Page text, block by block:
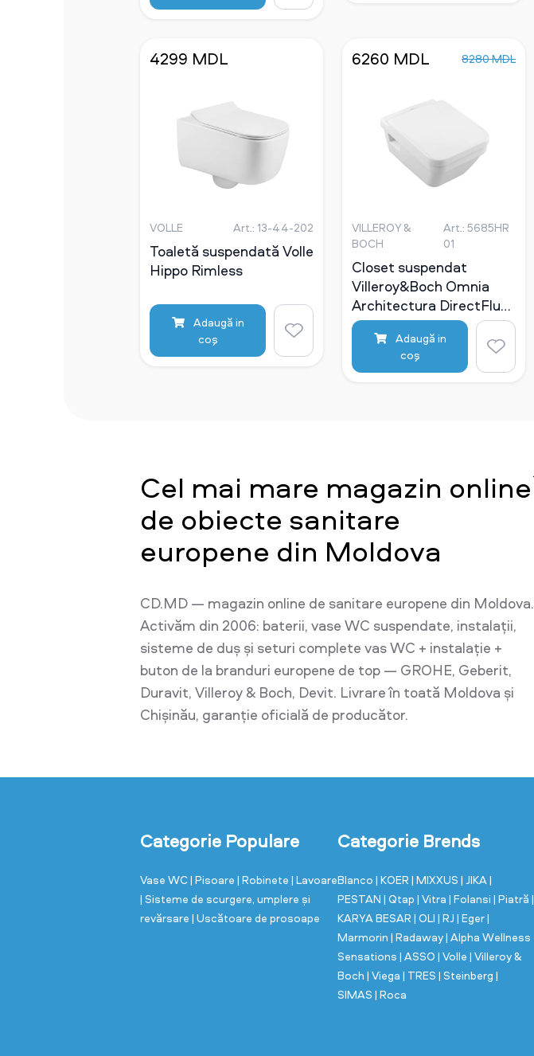
4299 MDL
VOLLE Art.: 13-44-202
Toaletă suspendată Volle
Hippo Rimless
Adaugă in
coş
6260 MDL 8280 MDL
VILLEROY &
BOCH
Art.: 5685HR
01
Closet suspendat
Villeroy&Boch Omnia
Architectura DirectFlush
cu capac Soft Close
Adaugă in
coş
Cel mai mare magazin online
de obiecte sanitare
europene din Moldova
CD.MD — magazin online de sanitare europene din Moldova.
Activăm din 2006: baterii, vase WC suspendate, instalații,
sisteme de duș și seturi complete vas WC + instalație +
buton de la branduri europene de top — GROHE, Geberit,
Duravit, Villeroy & Boch, Devit. Livrare în toată Moldova și
Chișinău, garanție oficială de producător.
Categorie Populare
Vase WC| Pisoare | Robinete | Lavoare
| Sisteme de scurgere, umplere și
revărsare | Uscătoare de prosoape
Categorie Brends
Blanco | KOER | MIXXUS | JIKA|
PESTAN | Qtap | Vitra | Folansi | Piatră |
KARYA BESAR | OLI | RJ | Eger|
Marmorin | Radaway| Alpha Wellness
Sensations | ASSO | Volle | Villeroy &
Boch | Viega | TRES | Steinberg |
SIMAS | Roca